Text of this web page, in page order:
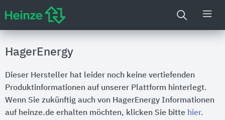
HagerEnergy
Dieser Hersteller hat leider noch keine vertiefenden
Produktinformationen auf unserer Plattform hinterlegt.
Wenn Sie zukünftig auch von HagerEnergy Informationen
auf heinze.de erhalten möchten, klicken Sie bitte hier.